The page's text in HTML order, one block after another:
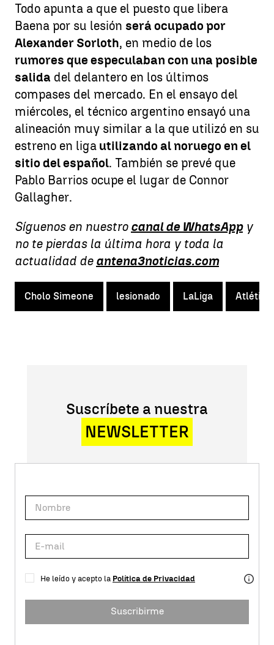
Todo apunta a que el puesto que libera
Baena por su lesión será ocupado por
Alexander Sorloth, en medio de los
rumores que especulaban con una posible
salida del delantero en los últimos
compases del mercado. En el ensayo del
miércoles, el técnico argentino ensayó una
alineación muy similar a la que utilizó en su
estreno en liga utilizando al noruego en el
sitio del español. También se prevé que
Pablo Barrios ocupe el lugar de Connor
Gallagher.
Síguenos en nuestro canal de WhatsAppy
no te pierdas la última hora y toda la
actualidad de antena3noticias.com
Cholo Simeone lesionado LaLiga Atlético
Suscríbete a nuestra
NEWSLETTER
He leído y acepto la Política de Privacidad
Suscribirme